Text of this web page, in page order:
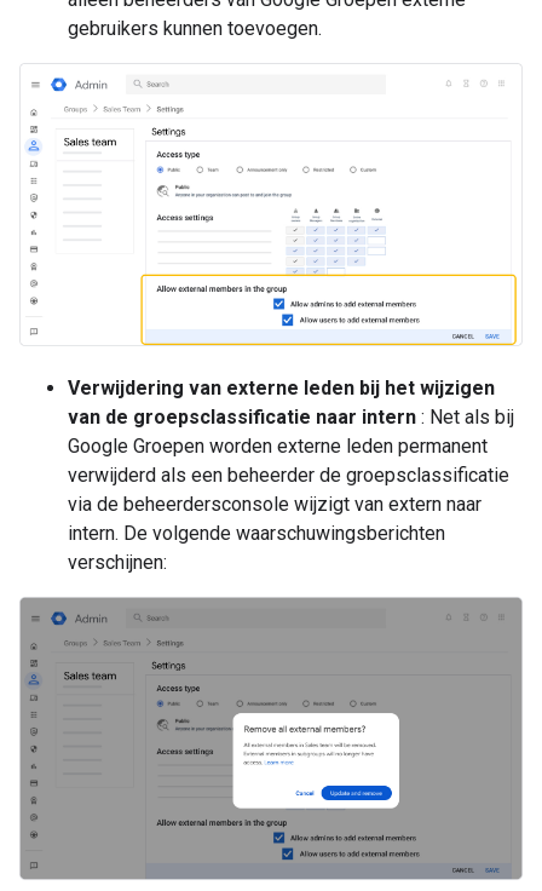
gebruikers kunnen toevoegen.
Verwijdering van externe leden bij het wijzigen
van de groepsclassificatie naar intern : Net als bij
Google Groepen worden externe leden permanent
verwijderd als een beheerder de groepsclassificatie
via de beheerdersconsole wijzigt van extern naar
intern. De volgende waarschuwingsberichten
verschijnen: